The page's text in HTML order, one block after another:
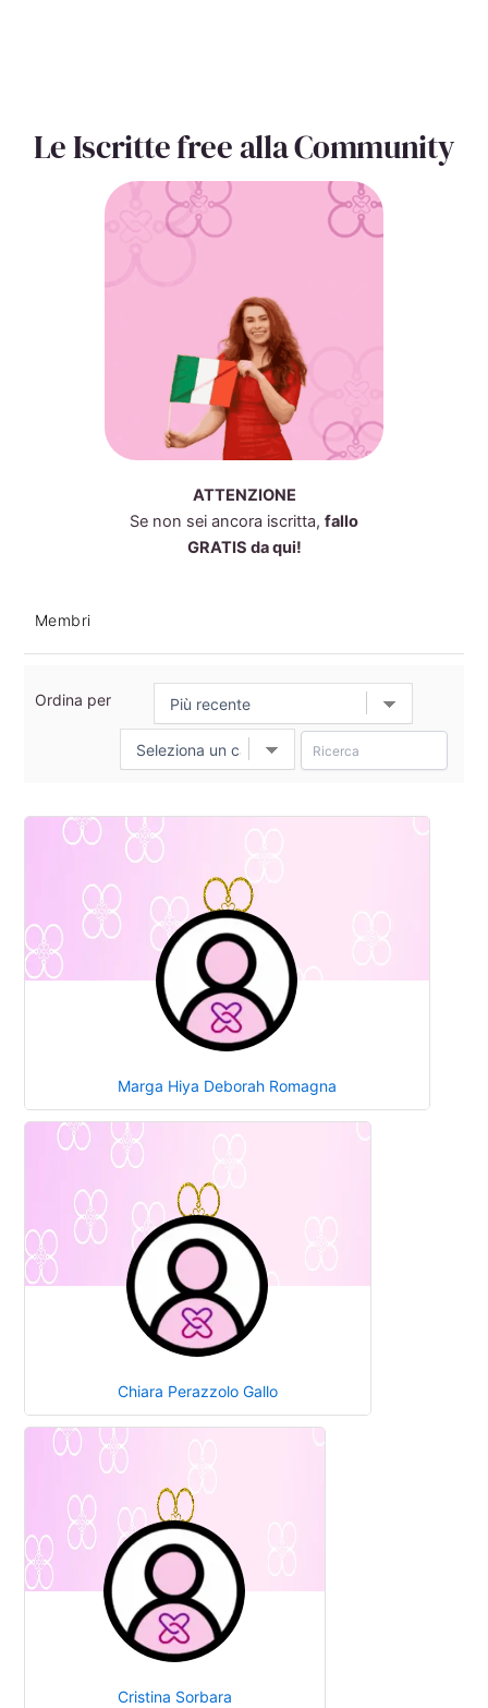
Le Iscritte free alla Community
ATTENZIONE
Se non sei ancora iscritta, fallo
GRATIS da qui!
Membri
Ordina per
Marga Hiya Deborah Romagna
Chiara Perazzolo Gallo
Cristina Sorbara